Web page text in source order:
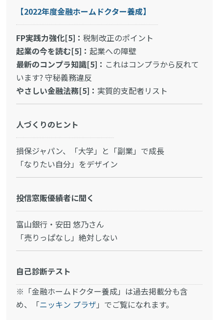
【2022年度金融ホームドクター養成】
FP実践力強化[5]：税制改正のポイント
起業の今を読む[5]：起業への障壁
最新のコンプラ知識[5]： これはコンプラから反れて
います? 守秘義務違反
やさしい金融法務[5]： 実質的支配者リスト
人づくりのヒント
損保ジャパン、「大学」と「副業」で成長
「なりたい自分」をデザイン
投信窓販優績者に聞く
富山銀行・安田 悠乃さん
「売りっぱなし」絶対しない
自己診断テスト
※「金融ホームドクター養成」は過去掲載分も含
め、「ニッキン プラザ 」でご覧になれます。